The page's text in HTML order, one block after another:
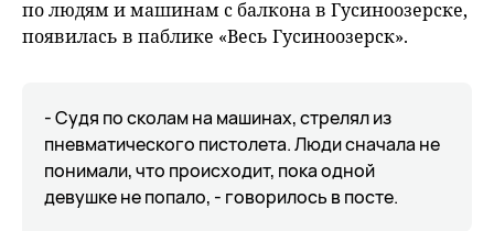
по людям и машинам с балкона в Гусиноозерске,
появилась в паблике «Весь Гусиноозерск».
- Судя по сколам на машинах, стрелял из
пневматического пистолета. Люди сначала не
понимали, что происходит, пока одной
девушке не попало, - говорилось в посте.